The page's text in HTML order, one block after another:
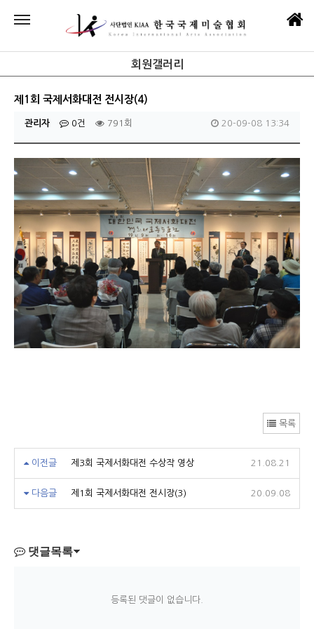
회원갤러리
제1회 국제서화대전 전시장(4)
관리자 0건 791회 20-09-08 13:34
목록
이전글 제3회 국제서화대전 수상작 영상 21.08.21
다음글 제1회 국제서화대전 전시장(3) 20.09.08
댓글목록
등록된 댓글이 없습니다.